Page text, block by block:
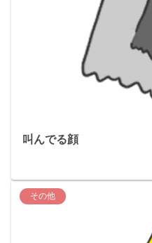
叫んでる顔
その他